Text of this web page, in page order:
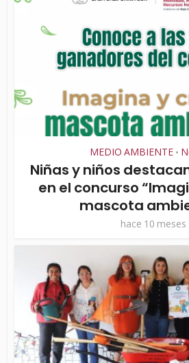
MEDIO AMBIENTE •
Niñas y niños
en el concurso
mascota
hace 10 meses